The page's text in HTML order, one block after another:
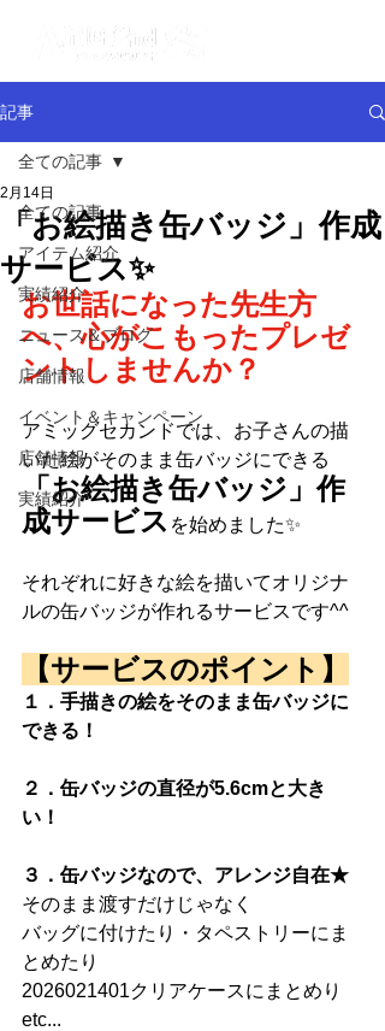
記事
全ての記事
アイテム紹介
実績紹介
ニュース＆ブログ
店舗情報
イベント＆キャンペーン
店舗情報
実績紹介
全ての記事
「お絵描き缶バッジ」作成
サービス✨
2月14日
お世話になった先生方
へ、心がこもったプレゼ
ントしませんか？
アミッグセカンドでは、お子さんの描
いた絵がそのまま缶バッジにできる
「お絵描き缶バッジ」作
成サービス を始めました✨
それぞれに好きな絵を描いてオリジナ
ルの缶バッジが作れるサービスです^^
【サービスのポイント】
１．手描きの絵をそのまま缶バッジに
できる！
２．缶バッジの直径が5.6cmと大き
い！
３．缶バッジなので、アレンジ自在★
そのまま渡すだけじゃなく
バッグに付けたり・タペストリーにま
とめたり
2026021401クリアケースにまとめり
etc...